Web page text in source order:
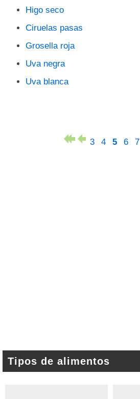
Higo seco
Ciruelas pasas
Grosella roja
Uva negra
Uva blanca
3 4 5 6 7
Tipos de alimentos